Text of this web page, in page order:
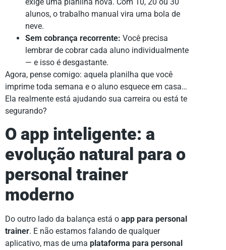
alunos, o trabalho manual vira uma bola de
neve.
Sem cobrança recorrente: Você precisa
lembrar de cobrar cada aluno individualmente
— e isso é desgastante.
Agora, pense comigo: aquela planilha que você
imprime toda semana e o aluno esquece em casa…
Ela realmente está ajudando sua carreira ou está te
segurando?
O app inteligente: a
evolução natural para o
personal trainer
moderno
Do outro lado da balança está o app para personal
trainer. E não estamos falando de qualquer
aplicativo, mas de uma plataforma para personal